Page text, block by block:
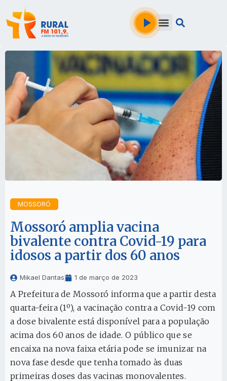
MOSSORÓ
Mossoró amplia vacina
bivalente contra Covid-19 para
idosos a partir dos 60 anos
Mikael Dantas 1 de março de 2023
A Prefeitura de Mossoró informa que a partir desta
quarta-feira (1º), a vacinação contra a Covid-19 com
a dose bivalente está disponível para a população
acima dos 60 anos de idade. O público que se
encaixa na nova faixa etária pode se imunizar na
nova fase desde que tenha tomado às duas
primeiras doses das vacinas monovalentes.